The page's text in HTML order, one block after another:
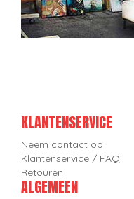
KLANTENSERVICE
Neem contact op
Klantenservice / FAQ
Retouren
ALGEMEEN